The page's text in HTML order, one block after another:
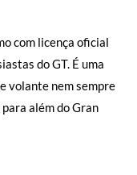
com licença oficial
do GT. É uma
volante nem sempre
além do Gran